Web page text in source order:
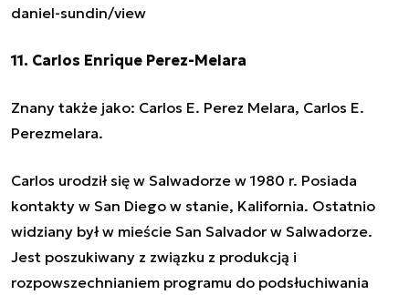
daniel-sundin/view
11. Carlos Enrique Perez-Melara
Znany także jako: Carlos E. Perez Melara, Carlos E.
Perezmelara.
Carlos urodził się w Salwadorze w 1980 r. Posiada
kontakty w San Diego w stanie, Kalifornia. Ostatnio
widziany był w mieście San Salvador w Salwadorze.
Jest poszukiwany z związku z produkcją i
rozpowszechnianiem programu do podsłuchiwania